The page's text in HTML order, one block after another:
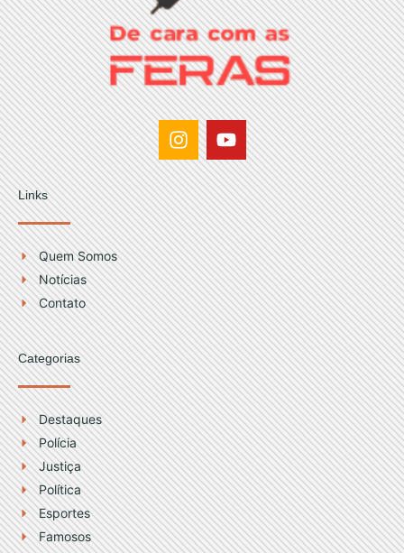
I
n
s
t
a
g
r
a
m
Y
o
u
t
u
b
e
Links
Quem Somos
Notícias
Contato
Categorias
Destaques
Polícia
Justiça
Política
Esportes
Famosos